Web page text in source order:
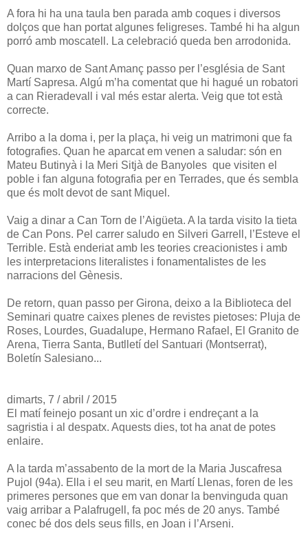
A fora hi ha una taula ben parada amb coques i diversos
dolços que han portat algunes feligreses. També hi ha algun
porró amb moscatell. La celebració queda ben arrodonida.
Quan marxo de Sant Amanç passo per l’església de Sant
Martí Sapresa. Algú m’ha comentat que hi hagué un robatori
a can Rieradevall i val més estar alerta. Veig que tot està
correcte.
Arribo a la doma i, per la plaça, hi veig un matrimoni que fa
fotografies. Quan he aparcat em venen a saludar: són en
Mateu Butinyà i la Meri Sitjà de Banyoles que visiten el
poble i fan alguna fotografia per en Terrades, que és sembla
que és molt devot de sant Miquel.
Vaig a dinar a Can Torn de l’Aigüeta. A la tarda visito la tieta
de Can Pons. Pel carrer saludo en Silveri Garrell, l’Esteve el
Terrible. Està enderiat amb les teories creacionistes i amb
les interpretacions literalistes i fonamentalistes de les
narracions del Gènesis.
De retorn, quan passo per Girona, deixo a la Biblioteca del
Seminari quatre caixes plenes de revistes pietoses: Pluja de
Roses, Lourdes, Guadalupe, Hermano Rafael, El Granito de
Arena, Tierra Santa, Butlletí del Santuari (Montserrat),
Boletín Salesiano...
dimarts, 7 / abril / 2015
El matí feinejo posant un xic d’ordre i endreçant a la
sagristia i al despatx. Aquests dies, tot ha anat de potes
enlaire.
A la tarda m’assabento de la mort de la Maria Juscafresa
Pujol (94a). Ella i el seu marit, en Martí Llenas, foren de les
primeres persones que em van donar la benvinguda quan
vaig arribar a Palafrugell, fa poc més de 20 anys. També
conec bé dos dels seus fills, en Joan i l’Arseni.